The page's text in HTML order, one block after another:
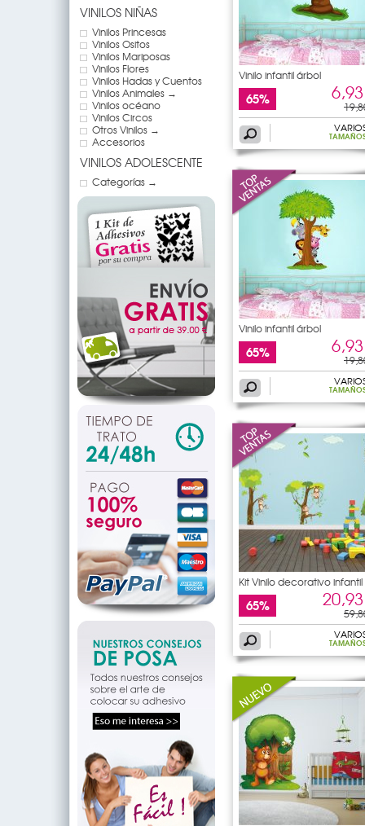
VINILOS NIÑAS
Vinilos Princesas
Vinilos Ositos
Vinilos Mariposas
Vinilos Flores
Vinilos Hadas y Cuentos
Vinilos Animales →
Vinilos océano
Vinilos Circos
Otros Vinilos →
Accesorios
VINILOS ADOLESCENTE
Categorías →
Vinilo infantil árbol
65%
Vinilo infantil árbol
65%
Kit Vinilo decorativo infantil
65%